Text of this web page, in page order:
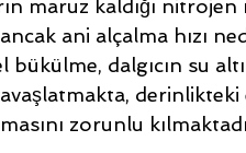
maruz kaldığı
ani alçalma hızı
dalgıcın su
derinlikteki
zorunlu